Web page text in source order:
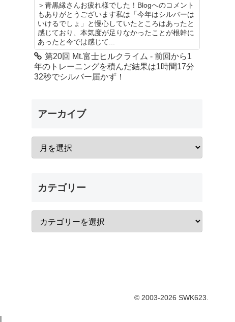
＞青黒縁さんお疲れ様でした！Blogへのコメント
もありがとうございます私は「今年はシルバーは
いけるでしょ」と慢心していたところはあったと
感じており、本気度が足りなかったことが根幹に
あったと今では感じて...
第20回 Mt.富士ヒルクライム - 前回から1
年のトレーニングを積んだ結果は1時間17分
32秒でシルバー届かず！
アーカイブ
カテゴリー
© 2003-2026 SWK623.